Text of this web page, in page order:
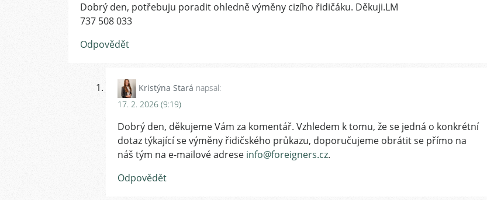
Dobrý den, potřebuju poradit ohledně výměny cizího řidičáku. Děkuji.LM
737 508 033
Odpovědět
Kristýna Stará napsal:
17. 2. 2026 (9:19)
Dobrý den, děkujeme Vám za komentář. Vzhledem k tomu, že se jedná o konkrétní
dotaz týkající se výměny řidičského průkazu, doporučujeme obrátit se přímo na
náš tým na e-mailové adrese info@foreigners.cz.
Odpovědět